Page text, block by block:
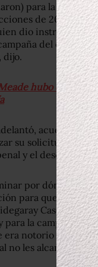
para la
de 2018;
dio
del
dijo.
hubo desvíos
acudirán a
su solicitud del
y el
por dónde fue
para que se
Caso, para el
la campaña de
era notorio era que
no les alcanzó por